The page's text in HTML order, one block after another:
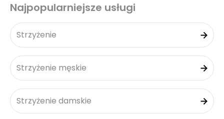
Najpopularniejsze usługi
Strzyżenie
Strzyżenie męskie
Strzyżenie damskie